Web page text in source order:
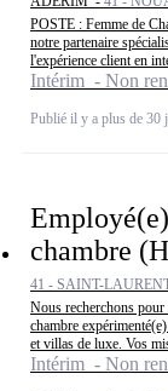
POSTE : Femme de
notre partenaire
l'expérience client en
Intérim - Non
Publié il y a plus de 30
chambre
41 - SAINT-
Nous recherchons
chambre
et villas de luxe. Vos
Intérim - Non